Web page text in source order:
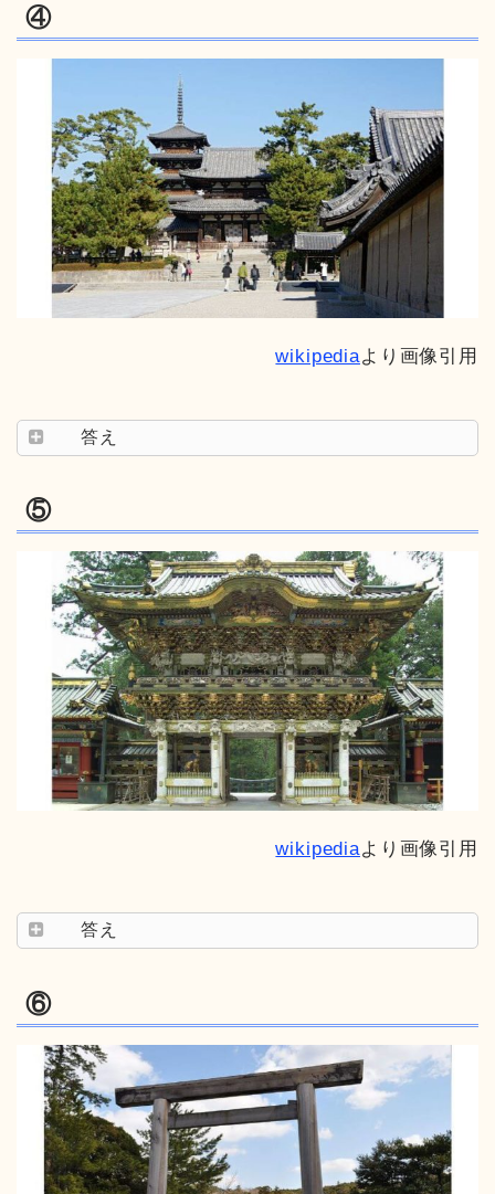
④
wikipediaより画像引用
答え
⑤
wikipediaより画像引用
答え
⑥